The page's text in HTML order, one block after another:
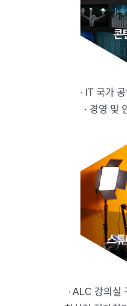
· IT 국가
· 경영 및
· ALC 강의실